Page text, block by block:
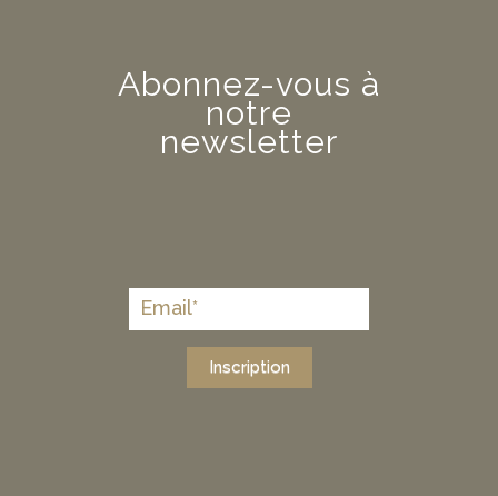
Abonnez-vous à
notre
newsletter
Inscription